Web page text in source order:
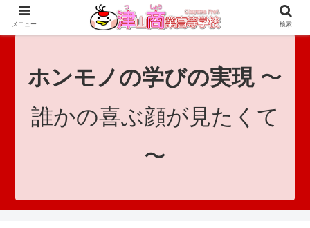
since 1921｜地域と共に未来へつなげ！｜Tsuyama Commercial High School
ホンモノの学びの実現〜
誰かの喜ぶ顔が見たくて
〜
メニュー 検索